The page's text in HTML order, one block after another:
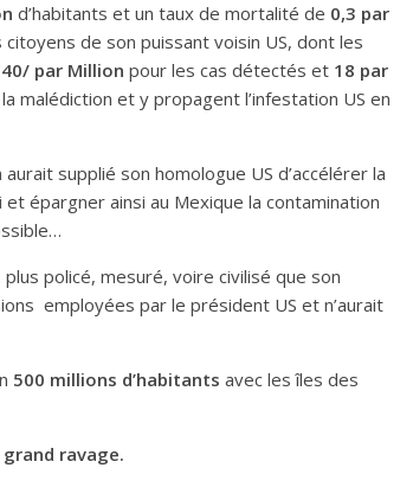
d’habitants et un taux de mortalité de 0,3 par
de son puissant voisin US, dont les
par Million pour les cas détectés et 18 par
malédiction et y propagent l’infestation US en
supplié son homologue US d’accélérer la
épargner ainsi au Mexique la contamination
policé, mesuré, voire civilisé que son
employées par le président US et n’aurait
500 millions d’habitants avec les îles des
grand ravage.